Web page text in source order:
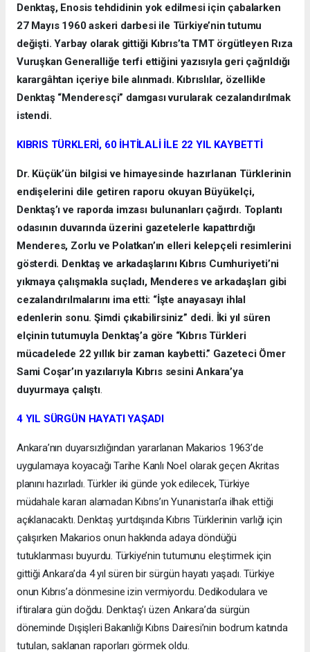
Denktaş, Enosis tehdidinin yok edilmesi için çabalarken
27 Mayıs 1960 askeri darbesi ile Türkiye’nin tutumu
değişti. Yarbay olarak gittiği Kıbrıs’ta TMT örgütleyen Rıza
Vuruşkan Generalliğe terfi ettiğini yazısıyla geri çağrıldığı
karargâhtan içeriye bile alınmadı. Kıbrıslılar, özellikle
Denktaş “Menderesçi” damgası vurularak cezalandırılmak
istendi.
KIBRIS TÜRKLERİ, 60 İHTİLALİ İLE 22 YIL KAYBETTİ
Dr. Küçük’ün bilgisi ve himayesinde hazırlanan Türklerinin
endişelerini dile getiren raporu okuyan Büyükelçi,
Denktaş’ı ve raporda imzası bulunanları çağırdı. Toplantı
odasının duvarında üzerini gazetelerle kapattırdığı
Menderes, Zorlu ve Polatkan’ın elleri kelepçeli resimlerini
gösterdi. Denktaş ve arkadaşlarını Kıbrıs Cumhuriyeti’ni
yıkmaya çalışmakla suçladı, Menderes ve arkadaşları gibi
cezalandırılmalarını ima etti: “İşte anayasayı ihlal
edenlerin sonu. Şimdi çıkabilirsiniz” dedi. İki yıl süren
elçinin tutumuyla Denktaş’a göre “Kıbrıs Türkleri
mücadelede 22 yıllık bir zaman kaybetti.” Gazeteci Ömer
Sami Coşar’ın yazılarıyla Kıbrıs sesini Ankara’ya
duyurmaya çalıştı.
4 YIL SÜRGÜN HAYATI YAŞADI
Ankara’nın duyarsızlığından yararlanan Makarios 1963’de
uygulamaya koyacağı Tarihe Kanlı Noel olarak geçen Akritas
planını hazırladı. Türkler iki günde yok edilecek, Türkiye
müdahale kararı alamadan Kıbrıs’ın Yunanistan’a ilhak ettiği
açıklanacaktı. Denktaş yurtdışında Kıbrıs Türklerinin varlığı için
çalışırken Makarios onun hakkında adaya döndüğü
tutuklanması buyurdu. Türkiye’nin tutumunu eleştirmek için
gittiği Ankara’da 4 yıl süren bir sürgün hayatı yaşadı. Türkiye
onun Kıbrıs’a dönmesine izin vermiyordu. Dedikodulara ve
iftiralara gün doğdu. Denktaş’ı üzen Ankara’da sürgün
döneminde Dışişleri Bakanlığı Kıbrıs Dairesi’nin bodrum katında
tutulan, saklanan raporları görmek oldu.